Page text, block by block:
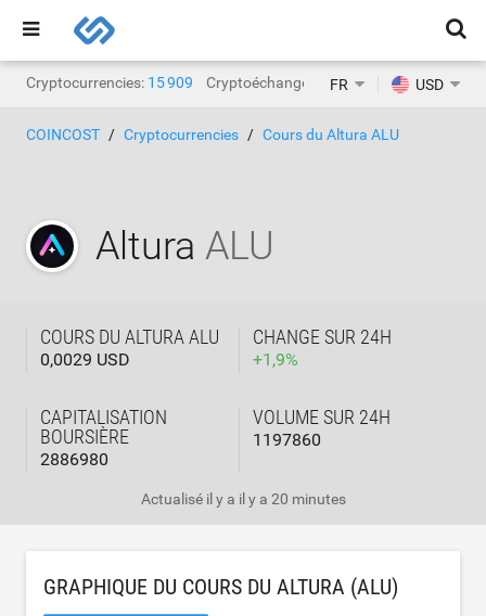
Cryptocurrencies: 15 909 Cryptoéchanges: 1 471
FR USD
COINCOST Cryptocurrencies Cours du Altura ALU
Altura ALU
COURS DU ALTURA ALU
0,0029 USD
CHANGE SUR 24H
+1,9%
CAPITALISATION
BOURSIÈRE
2886980
VOLUME SUR 24H
1197860
Actualisé il y a il y a 20 minutes
GRAPHIQUE DU COURS DU ALTURA (ALU)